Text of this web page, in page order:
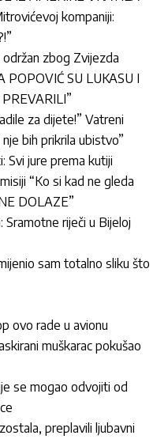
kompaniji:
zbog Zvijezda
POPOVIĆ SU LUKASU I
za dijete!” Vatreni
bih prikrila ubistvo”
Svi jure prema kutiji
“Ko si kad ne gleda
DOLAZE”
riječi u Bijeloj
sam totalno sliku što
ovo rade u avionu
muškarac pokušao
se mogao odvojiti od
preplavili ljubavni